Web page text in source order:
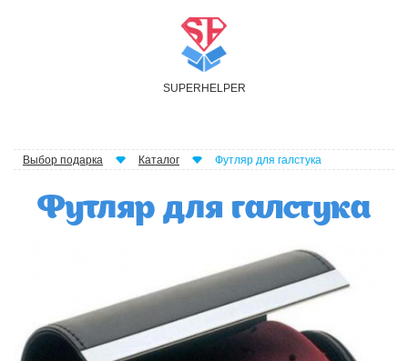
SUPER H ELPER
Выбор подарка Каталог Футляр для галстука
Футляр для галстука